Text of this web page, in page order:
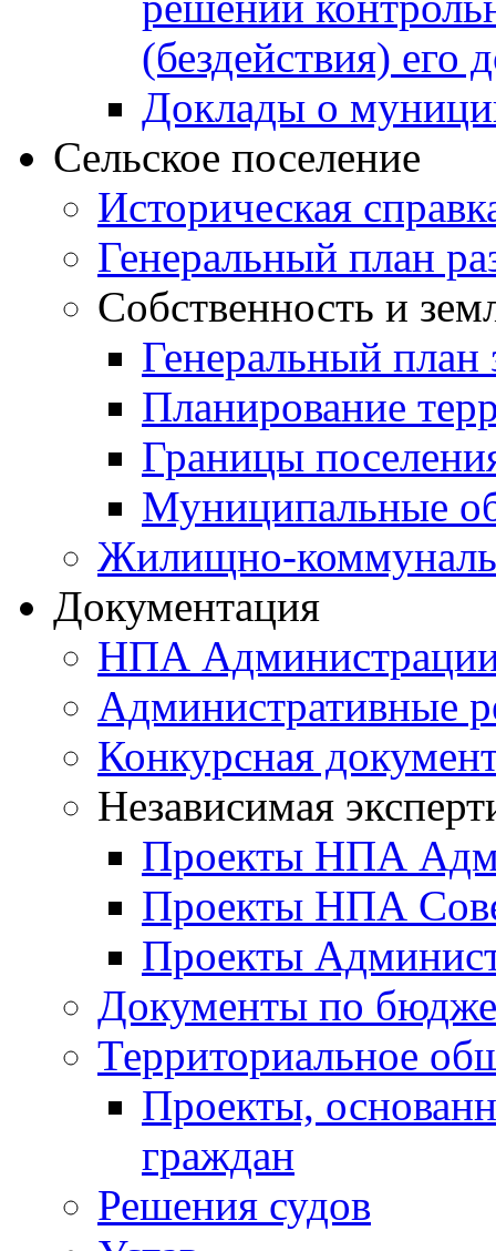
(бездействия)
Доклады о
Сельское поселение
Историческая
Генеральный план
Собственность и
Генеральный план
Планирование
Границы
Муниципальные
Жилищно-
Документация
НПА
Административные
Конкурсная
Независимая
Проекты НПА
Проекты НПА
Проекты
Документы по
Территориальное
Проекты,
граждан
Решения судов